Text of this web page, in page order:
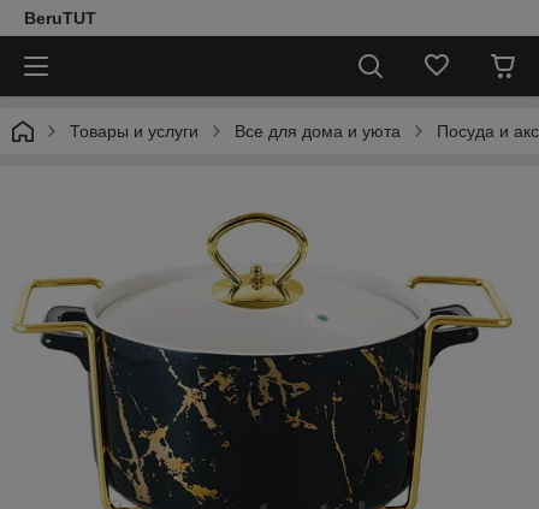
BeruTUT
Товары и услуги Все для дома и уюта Посуда и